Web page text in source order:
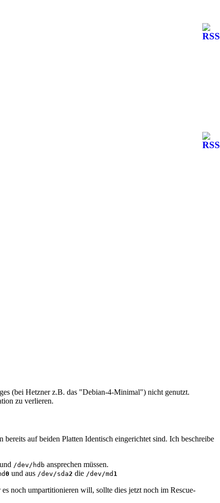
(bei Hetzner z.B. das "Debian-4-Minimal") nicht genutzt.
zu verlieren.
auf beiden Platten Identisch eingerichtet sind. Ich beschreibe
und /dev/hdb ansprechen müssen.
0 und aus /dev/sda2 die /dev/md 1
noch umpartitionieren will, sollte dies jetzt noch im Rescue-